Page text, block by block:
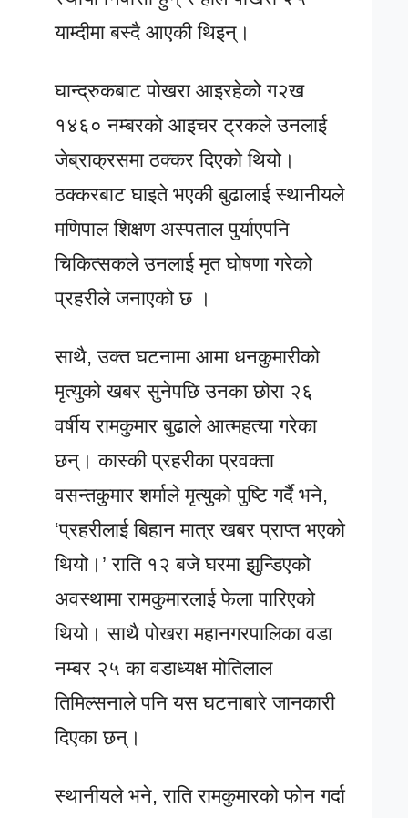
याम्दीमा बस्दै आएकी थिइन्।
घान्द्रुकबाट पोखरा आइरहेको ग२ख
१४६० नम्बरको आइचर ट्रकले उनलाई
जेब्राक्रसमा ठक्कर दिएको थियो।
ठक्करबाट घाइते भएकी बुढालाई स्थानीयले
मणिपाल शिक्षण अस्पताल पुर्याएपनि
चिकित्सकले उनलाई मृत घोषणा गरेको
प्रहरीले जनाएको छ ।
साथै, उक्त घटनामा आमा धनकुमारीको
मृत्युको खबर सुनेपछि उनका छोरा २६
वर्षीय रामकुमार बुढाले आत्महत्या गरेका
छन्। कास्की प्रहरीका प्रवक्ता
वसन्तकुमार शर्माले मृत्युको पुष्टि गर्दै भने,
‘प्रहरीलाई बिहान मात्र खबर प्राप्त भएको
थियो।’ राति १२ बजे घरमा झुन्डिएको
अवस्थामा रामकुमारलाई फेला पारिएको
थियो। साथै पोखरा महानगरपालिका वडा
नम्बर २५ का वडाध्यक्ष मोतिलाल
तिमिल्सनाले पनि यस घटनाबारे जानकारी
दिएका छन्।
स्थानीयले भने, राति रामकुमारको फोन गर्दा